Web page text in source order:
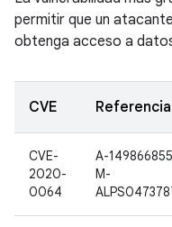
permitir que un
obtenga acceso a
CVE
CVE-
2020-
0064
A-149866855
M-